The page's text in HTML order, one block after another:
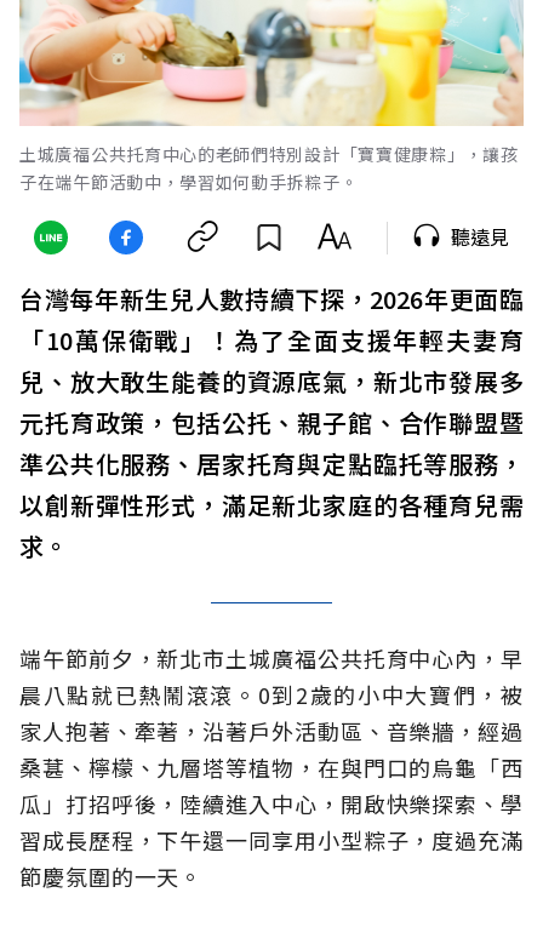
土城廣福公共托育中心的老師們特別設計「寶寶健康粽」，讓孩
子在端午節活動中，學習如何動手拆粽子。
聽遠見
台灣每年新生兒人數持續下探，2026年更面臨
「10萬保衛戰」！為了全面支援年輕夫妻育
兒、放大敢生能養的資源底氣，新北市發展多
元托育政策，包括公托、親子館、合作聯盟暨
準公共化服務、居家托育與定點臨托等服務，
以創新彈性形式，滿足新北家庭的各種育兒需
求。
端午節前夕，新北市土城廣福公共托育中心內，早
晨八點就已熱鬧滾滾。0到2歲的小中大寶們，被
家人抱著、牽著，沿著戶外活動區、音樂牆，經過
桑葚、檸檬、九層塔等植物，在與門口的烏龜「西
瓜」打招呼後，陸續進入中心，開啟快樂探索、學
習成長歷程，下午還一同享用小型粽子，度過充滿
節慶氛圍的一天。